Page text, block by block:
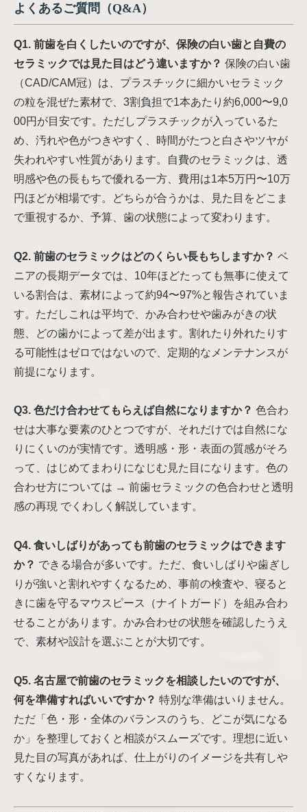
よくあるご質問（Q&A）
Q1. 前歯を白くしたいのですが、保険の白い歯と自費の
セラミックでは見た目はどう違いますか？ 保険の白い歯
（CAD/CAM冠）は、プラスチックに細かいセラミック
の粒を混ぜた素材で、3割負担で1本あたり約6,000〜9,0
00円が目安です。ただしプラスチックが入っているた
め、汚れや色がつきやすく、時間がたつと白さやツヤが
失われやすい性質があります。自費のセラミックは、透
明感や色の長もちで優れる一方、費用は1本5万円〜10万
円ほどが相場です。どちらが合うかは、見た目をどこま
で重視するか、予算、歯の状態によって変わります。
Q2. 前歯のセラミックはどのくらい長もちしますか？ ベ
ニアの長期データでは、10年ほどたっても無事に使えて
いる割合は、素材によって約94〜97%と報告されていま
す。ただしこれは平均で、かみ合わせや歯みがきの状
態、どの歯かによって差が出ます。割れたり外れたりす
る可能性はゼロではないので、定期的なメンテナンスが
前提になります。
Q3. 色だけ合わせてもらえば自然になりますか？ 色合わ
せは大事な要素のひとつですが、それだけでは自然にな
りにくいのが実情です。透明感・形・表面の質感がそろ
って、はじめてまわりになじむ見た目になります。色の
合わせ方については → 前歯セラミックの色合わせと透明
感の再現 でくわしく解説しています。
Q4. 食いしばりがあっても前歯のセラミックはできます
か？ できる場合が多いです。ただ、食いしばりや歯ぎし
りが強いと割れやすくなるため、事前の検査や、寝ると
きに歯を守るマウスピース（ナイトガード）を組み合わ
せることがあります。かみ合わせの状態を確認したうえ
で、素材や設計を選ぶことが大切です。
Q5. 名古屋で前歯のセラミックを相談したいのですが、
何を準備すればいいですか？ 特別な準備はいりません。
ただ「色・形・全体のバランスのうち、どこが気になる
か」を整理しておくと相談がスムーズです。理想に近い
見た目の写真があれば、仕上がりのイメージを共有しや
すくなります。